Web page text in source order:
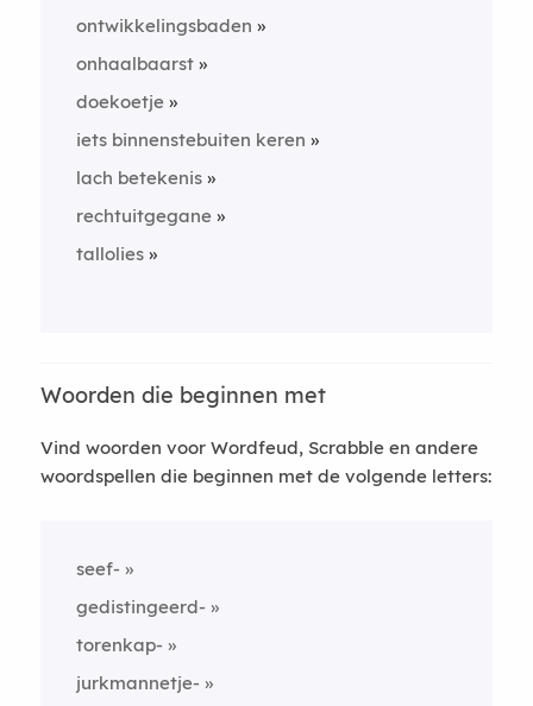
ontwikkelingsbaden
onhaalbaarst
doekoetje
iets binnenstebuiten keren
lach betekenis
rechtuitgegane
tallolies
Woorden die beginnen met
Vind woorden voor Wordfeud, Scrabble en andere
woordspellen die beginnen met de volgende letters:
seef-
gedistingeerd-
torenkap-
jurkmannetje-